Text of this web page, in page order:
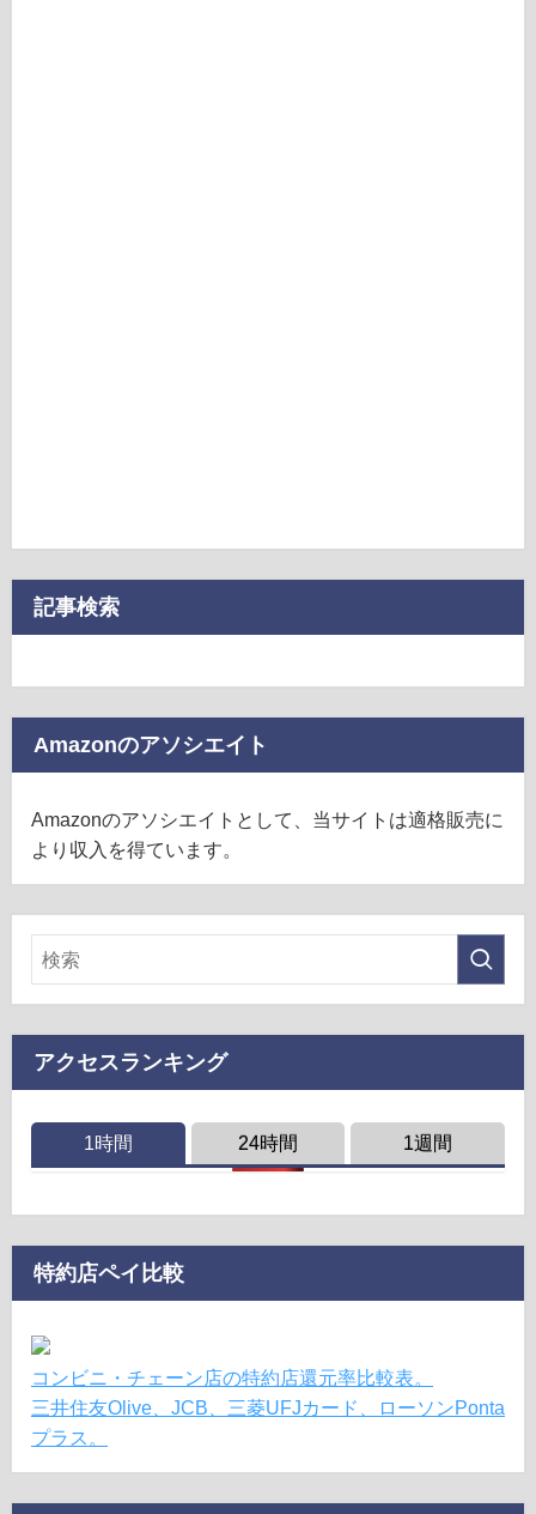
記事検索
Amazonのアソシエイト
Amazonのアソシエイトとして、当サイトは適格販売に
より収入を得ています。
アクセスランキング
1時間 24時間 1週間
特約店ペイ比較
コンビニ・チェーン店の特約店還元率比較表。
三井住友Olive、JCB、三菱UFJカード、ローソンPonta
プラス。